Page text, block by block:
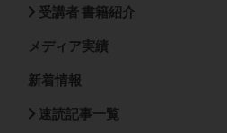
受講者 書籍紹介
メディア実績
新着情報
速読記事一覧